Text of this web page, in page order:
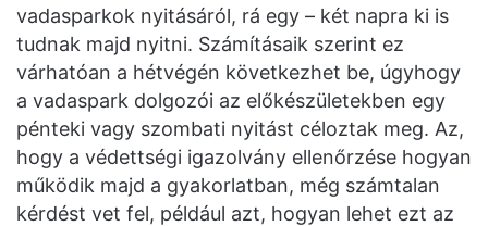
vadasparkok nyitásáról, rá egy – két napra ki is
tudnak majd nyitni. Számításaik szerint ez
várhatóan a hétvégén következhet be, úgyhogy
a vadaspark dolgozói az előkészületekben egy
pénteki vagy szombati nyitást céloztak meg. Az,
hogy a védettségi igazolvány ellenőrzése hogyan
működik majd a gyakorlatban, még számtalan
kérdést vet fel, például azt, hogyan lehet ezt az